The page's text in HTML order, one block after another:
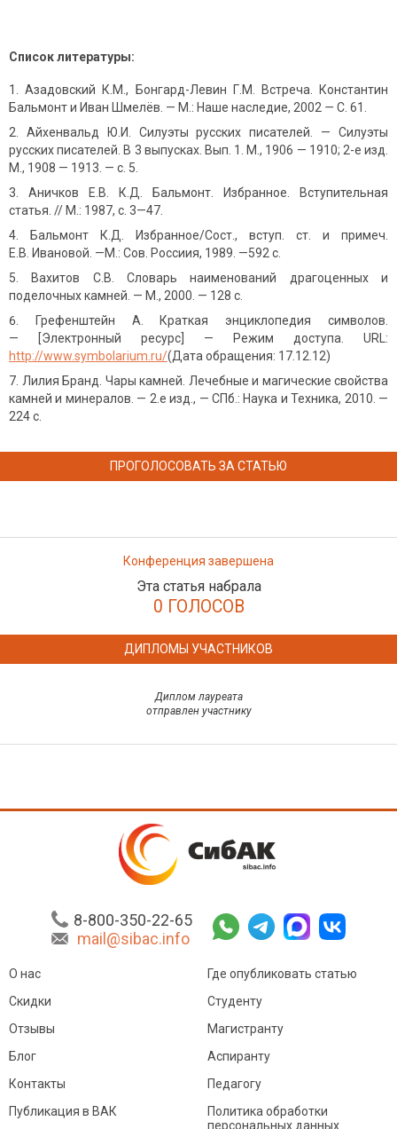
Список литературы:
Азадовский К.М., Бонгард-Левин Г.М. Встреча. Константин
Бальмонт и Иван Шмелёв. — М.: Наше наследие, 2002 — C. 61.
Айхенвальд Ю.И. Силуэты русских писателей. — Силуэты
русских писателей. В 3 выпусках. Вып. 1. М., 1906 — 1910; 2-е изд.
М., 1908 — 1913. — с. 5.
Аничков Е.В. К.Д. Бальмонт. Избранное. Вступительная
статья. // М.: 1987, с. 3—47.
Бальмонт К.Д. Избранное/Сост., вступ. ст. и примеч.
Е.В. Ивановой. —М.: Сов. Россиия, 1989. —592 с.
Вахитов С.В. Словарь наименований драгоценных и
поделочных камней. — М., 2000. — 128 с.
Грефенштейн А. Краткая энциклопедия символов.
— [Электронный ресурс] — Режим доступа. URL:
http://www.symbolarium.ru/(Дата обращения: 17.12.12)
Лилия Бранд. Чары камней. Лечебные и магические свойства
камней и минералов. — 2.е изд., — СПб.: Наука и Техника, 2010. —
224 с.
ПРОГОЛОСОВАТЬ ЗА СТАТЬЮ
Конференция завершена
Эта статья набрала
0 ГОЛОСОВ
ДИПЛОМЫ УЧАСТНИКОВ
Диплом лауреата
отправлен участнику
8-800-350-22-65
mail@sibac.info
О нас
Скидки
Отзывы
Блог
Контакты
Где опубликовать статью
Студенту
Магистранту
Аспиранту
Педагогу
Публикация в ВАК
Политика обработки
персональных данных